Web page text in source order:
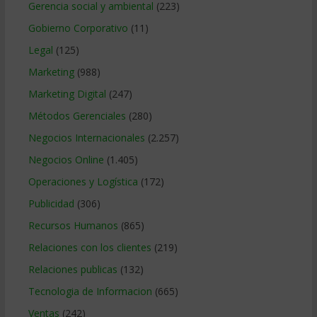
Gerencia social y ambiental (223)
Gobierno Corporativo (11)
Legal (125)
Marketing(988)
Marketing Digital (247)
Métodos Gerenciales (280)
Negocios Internacionales (2.257)
Negocios Online (1.405)
Operaciones y Logística (172)
Publicidad (306)
Recursos Humanos (865)
Relaciones con los clientes (219)
Relaciones publicas (132)
Tecnologia de Informacion (665)
Ventas (242)